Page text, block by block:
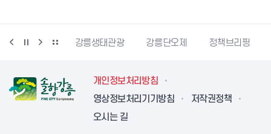
터 강릉생태관광 강릉단오제 정책브리핑 강원더몰
개인정보처리방침
영상정보처리기기방침
저작권정책
오시는 길